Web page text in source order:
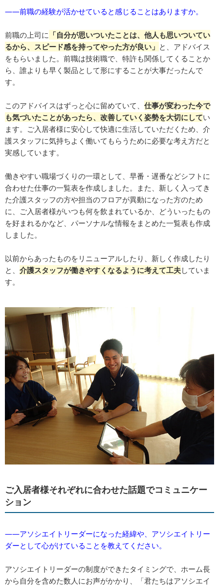
――前職の経験が活かせていると感じることはありますか。
前職の上司に 「自分が思いついたことは、他人も思いついてい
るから、スピード感を持ってやった方が良い」 と、アドバイス
をもらいました。前職は技術職で、特許も関係してくることか
ら、誰よりも早く製品として形にすることが大事だったんで
す。
このアドバイスはずっと心に留めていて、 仕事が変わった今で
も気づいたことがあったら、改善していく姿勢を大切にしてい
ます。ご入居者様に安心して快適に生活していただくため、介
護スタッフに気持ちよく働いてもらうために必要な考え方だと
実感しています。
働きやすい職場づくりの一環として、早番・遅番などシフトに
合わせた仕事の一覧表を作成しました。また、新しく入ってき
た介護スタッフの方や担当のフロアが異動になった方のため
に、ご入居者様がいつも何を飲まれているか、どういったもの
を好まれるかなど、パーソナルな情報をまとめた一覧表も作成
しました。
以前からあったものをリニューアルしたり、新しく作成したり
と、 介護スタッフが働きやすくなるように考えて工夫していま
す。
ご入居者様それぞれに合わせた話題でコミュニケー
ション
――アソシエイトリーダーになった経緯や、アソシエイトリー
ダーとして心がけていることを教えてください。
アソシエイトリーダーの制度ができたタイミングで、ホーム長
から自分を含めた数人にお声がかかり、「君たちはアソシエイ